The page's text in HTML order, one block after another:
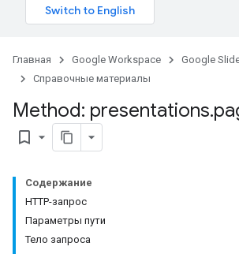
Главная Google Workspace
Google
Справочные материалы
Method: presentations.
bookmark_border
Содержание
HTTP-запрос
Параметры пути
Тело запроса